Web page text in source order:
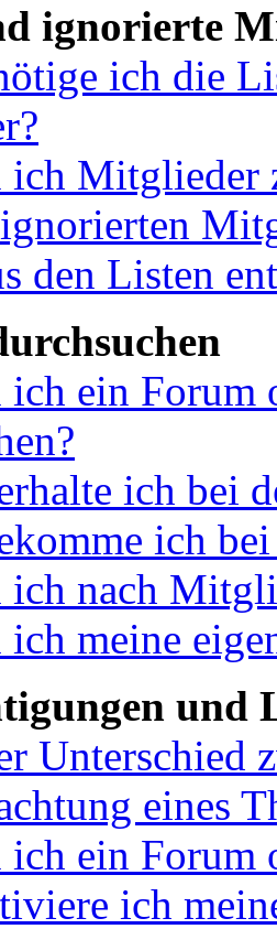
ignorierte
ich die
ich Mitglieder
den Listen
ein Forum
ich bei
ich
nach
meine
und
Unterschied
eines
ein Forum
ich